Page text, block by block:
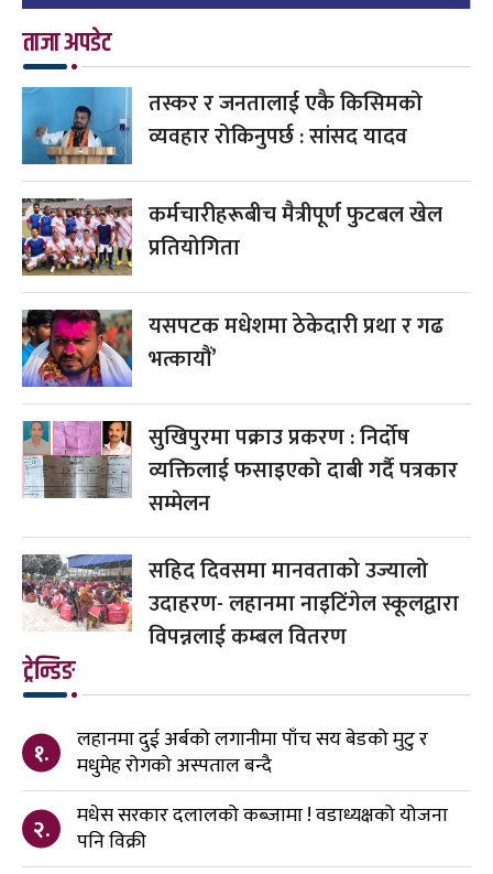
ताजा अपडेट
तस्कर र जनतालाई एकै किसिमको
व्यवहार रोकिनुपर्छ : सांसद यादव
कर्मचारीहरूबीच मैत्रीपूर्ण फुटबल खेल
प्रतियोगिता
यसपटक मधेशमा ठेकेदारी प्रथा र गढ
भत्कायौं’
सुखिपुरमा पक्राउ प्रकरण : निर्दोष
व्यक्तिलाई फसाइएको दाबी गर्दै पत्रकार
सम्मेलन
सहिद दिवसमा मानवताको उज्यालो
उदाहरण- लहानमा नाइटिंगेल स्कूलद्वारा
विपन्नलाई कम्बल वितरण
ट्रेन्डिङ
१.
लहानमा दुई अर्बको लगानीमा पाँच सय बेडको मुटु र
मधुमेह रोगको अस्पताल बन्दै
२.
मधेस सरकार दलालको कब्जामा ! वडाध्यक्षको योजना
पनि विक्री